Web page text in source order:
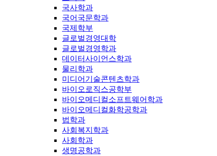
국사학과
국어국문학과
국제학부
글로벌경영대학
글로벌경영학과
데이터사이언스학과
물리학과
미디어기술콘텐츠학과
바이오로직스공학부
바이오메디컬소프트웨어학과
바이오메디컬화학공학과
법학과
사회복지학과
사회학과
생명공학과